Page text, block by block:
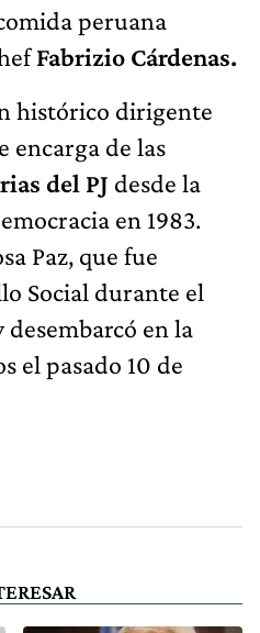
peruana
Fabrizio Cárdenas.
histórico dirigente
encarga de las
del PJ desde la
en 1983.
Paz, que fue
Social durante el
en la
el pasado 10 de